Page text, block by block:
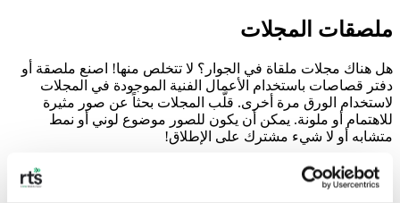
ملصقات المجلات
هل هناك مجلات ملقاة في الجوار؟ لا تتخلص منها! اصنع ملصقة أو
دفتر قصاصات باستخدام الأعمال الفنية الموجودة في المجلات
لاستخدام الورق مرة أخرى. قلّب المجلات بحثاً عن صور مثيرة
للاهتمام أو ملونة. يمكن أن يكون للصور موضوع لوني أو نمط
متشابه أو لا شيء مشترك على الإطلاق!
لا يستغرق هذا النشاط البسيط نسبيًا الكثير من الوقت، ولكنه وسيلة
رائعة لإبقاءك مشغولاً، مما يتيح لك التركيز على شيء إبداعي.